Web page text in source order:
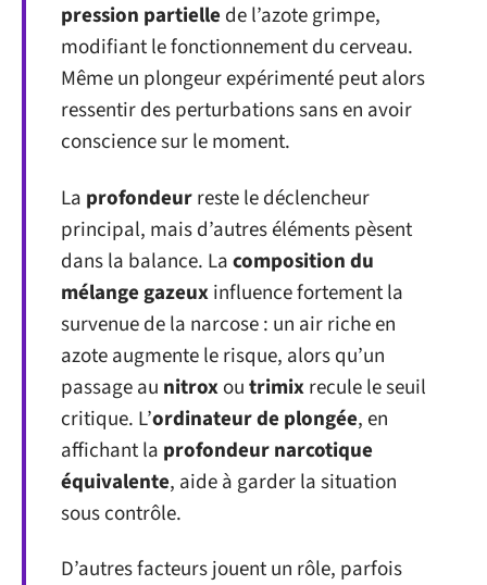
pression partielle de l’azote grimpe,
modifiant le fonctionnement du cerveau.
Même un plongeur expérimenté peut alors
ressentir des perturbations sans en avoir
conscience sur le moment.
La profondeurreste le déclencheur
principal, mais d’autres éléments pèsent
dans la balance. Lacomposition du
mélange gazeuxinfluence fortement la
survenue de la narcose : un air riche en
azote augmente le risque, alors qu’un
passage au nitroxoutrimixrecule le seuil
critique. L’ordinateur de plongée, en
affichant la profondeur narcotique
équivalente, aide à garder la situation
sous contrôle.
D’autres facteurs jouent un rôle, parfois